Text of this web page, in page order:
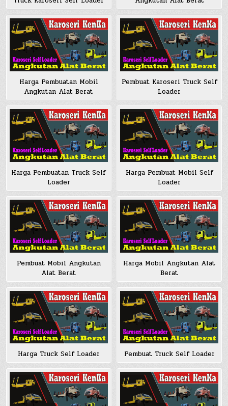
Harga Pembuatan Mobil
Angkutan Alat Berat
Pembuat Karoseri Truck Self
Loader
Harga Pembuatan Truck Self
Loader
Harga Pembuat Mobil Self
Loader
Pembuat Mobil Angkutan
Alat Berat
Harga Mobil Angkutan Alat
Berat
Harga Truck Self Loader Pembuat Truck Self Loader